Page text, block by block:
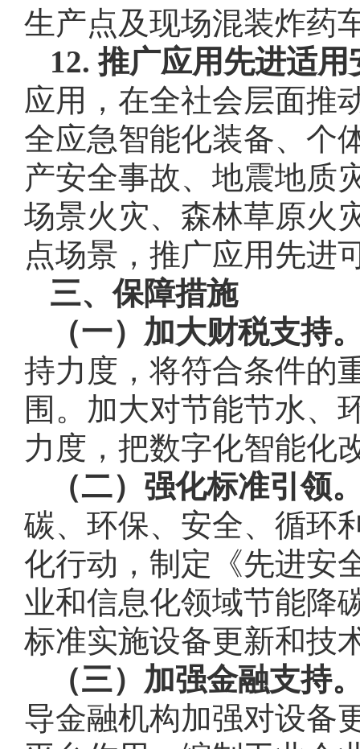
生产点及现场混装炸药
12. 推广应用先进适
应用，在全社会层面推
全应急智能化装备、个
产安全事故、地震地质
场景火灾、森林草原火
点场景，推广应用先进
三、保障措施
（一）加大财税支持
持力度，将符合条件的
围。加大对节能节水、
力度，把数字化智能化
（二）强化标准引领
碳、环保、安全、循环
化行动，制定《先进安
业和信息化领域节能降
标准实施设备更新和技
（三）加强金融支持
导金融机构加强对设备